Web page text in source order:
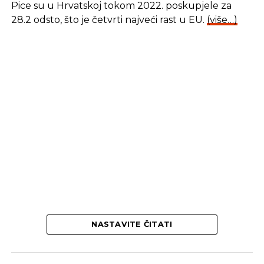
snažna borba za stabilizaciju ekonomskih prilika,
​Pice su u Hrvatskoj tokom 2022. poskupjele za
28.2 odsto, što je četvrti najveći rast u EU. (više…)
NASTAVITE ČITATI